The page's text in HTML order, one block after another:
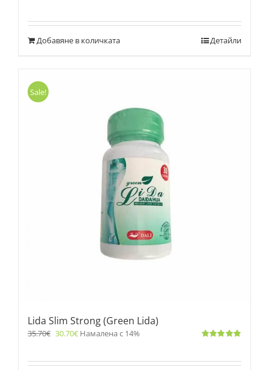
Добавяне в количката Детайли
Sale!
Lida Slim Strong (Green Lida)
35.70€ 30.70€ Намалена с 14%